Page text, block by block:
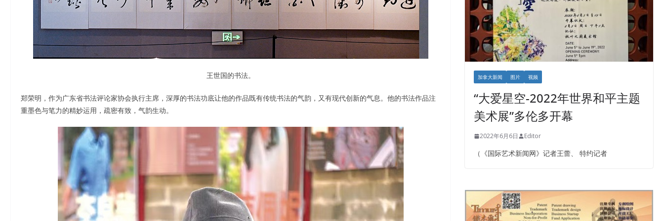
王世国的书法。
郑荣明，作为广东省书法评论家协会执行主席，深厚的书法功底让他的作品既有传统书法的气韵，又有现代创新的气息。他的书法作品注
重墨色与笔力的精妙运用，疏密有致，气韵生动。
加拿大新闻 图片 视频
“大爱星空-2022年世界和平主题
美术展”多伦多开幕
2022年6月6日 Editor
（《国际艺术新闻网》记者王蕾、 特约记者